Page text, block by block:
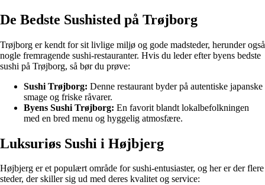
De Bedste Sushisted på Trøjborg
Trøjborg er kendt for sit livlige miljø og gode madsteder, herunder også
nogle fremragende sushi-restauranter. Hvis du leder efter byens bedste
sushi på Trøjborg, så bør du prøve:
Sushi Trøjborg: Denne restaurant byder på autentiske japanske
smage og friske råvarer.
Byens Sushi Trøjborg: En favorit blandt lokalbefolkningen
med en bred menu og hyggelig atmosfære.
Luksuriøs Sushi i Højbjerg
Højbjerg er et populært område for sushi-entusiaster, og her er der flere
steder, der skiller sig ud med deres kvalitet og service: